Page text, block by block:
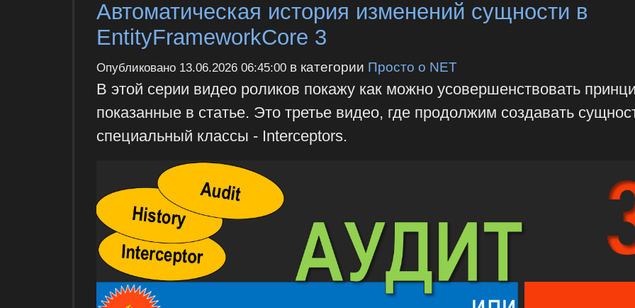
Автоматическая история изменений сущности в
EntityFrameworkCore 3
Опубликовано 13.06.2026 06:45:00в категории Просто о NET
В этой серии видео роликов покажу как можно усовершенствовать
показанные в статье. Это третье видео, где продолжим создавать
специальный классы - Interceptors.